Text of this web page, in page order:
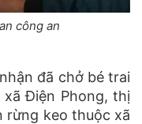
công an
đã chở bé trai
xã Điện Phong, thị
rừng keo thuộc xã